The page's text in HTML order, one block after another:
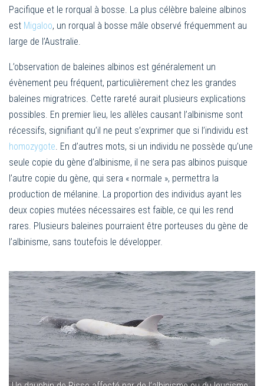
Pacifique et le rorqual à bosse. La plus célèbre baleine albinos
est Migaloo, un rorqual à bosse mâle observé fréquemment au
large de l’Australie.
L’observation de baleines albinos est généralement un
évènement peu fréquent, particulièrement chez les grandes
baleines migratrices. Cette rareté aurait plusieurs explications
possibles. En premier lieu, les allèles causant l’albinisme sont
récessifs, signifiant qu’il ne peut s’exprimer que si l’individu est
homozygote . En d’autres mots, si un individu ne possède qu’une
seule copie du gène d’albinisme, il ne sera pas albinos puisque
l’autre copie du gène, qui sera « normale », permettra la
production de mélanine. La proportion des individus ayant les
deux copies mutées nécessaires est faible, ce qui les rend
rares. Plusieurs baleines pourraient être porteuses du gène de
l’albinisme, sans toutefois le développer.